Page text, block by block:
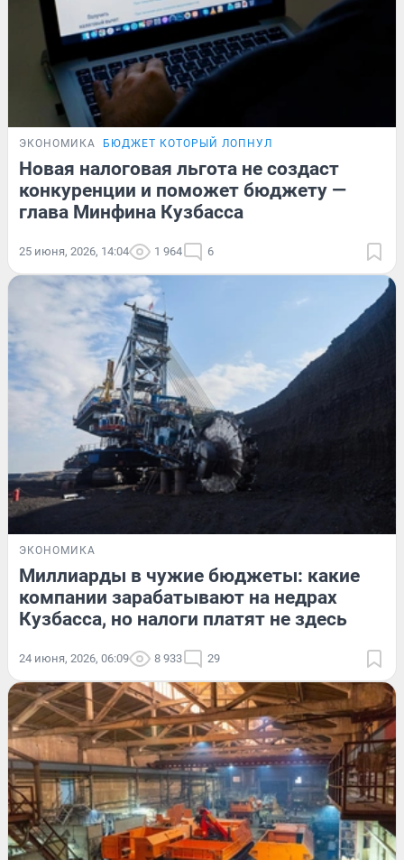
ЭКОНОМИКА БЮДЖЕТ КОТОРЫЙ ЛОПНУЛ
Новая налоговая льгота не создаст
конкуренции и поможет бюджету —
глава Минфина Кузбасса
25 июня, 2026, 14:04 1 964 6
ЭКОНОМИКА
Миллиарды в чужие бюджеты: какие
компании зарабатывают на недрах
Кузбасса, но налоги платят не здесь
24 июня, 2026, 06:09 8 933 29